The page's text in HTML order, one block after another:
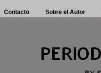
Contacto Sobre el Autor